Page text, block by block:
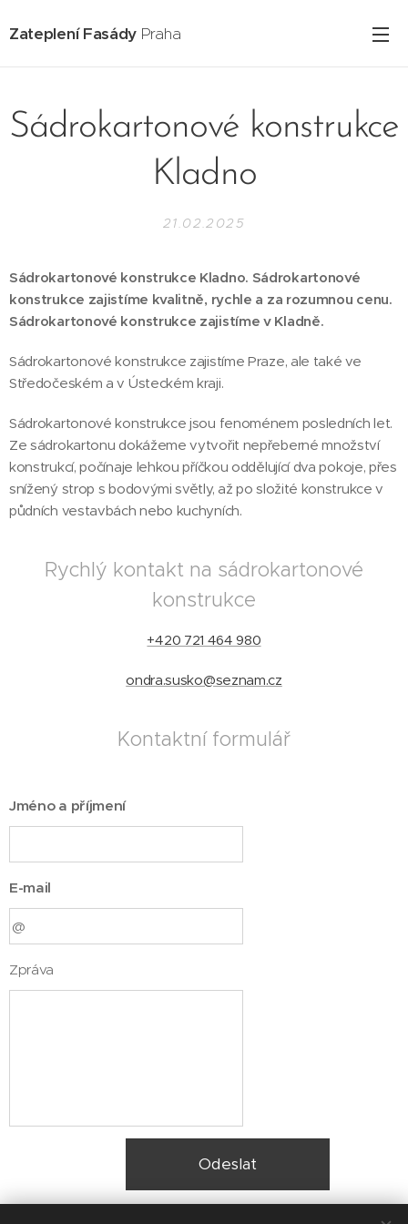
Zateplení Fasády Praha
Sádrokartonové konstrukce
Kladno
21.02.2025
Sádrokartonové konstrukce Kladno. Sádrokartonové
konstrukce zajistíme kvalitně, rychle a za rozumnou cenu.
Sádrokartonové konstrukce zajistíme v Kladně.
Sádrokartonové konstrukce zajistíme Praze, ale také ve
Středočeském a v Ústeckém kraji.
Sádrokartonové konstrukce jsou fenoménem posledních let.
Ze sádrokartonu dokážeme vytvořit nepřeberné množství
konstrukcí, počínaje lehkou příčkou oddělující dva pokoje, přes
snížený strop s bodovými světly, až po složité konstrukce v
půdních vestavbách nebo kuchyních.
Rychlý kontakt na sádrokartonové
konstrukce
+420 721 464 980
ondra.susko@seznam.cz
Kontaktní formulář
Jméno a příjmení
E-mail
Zpráva
Odeslat